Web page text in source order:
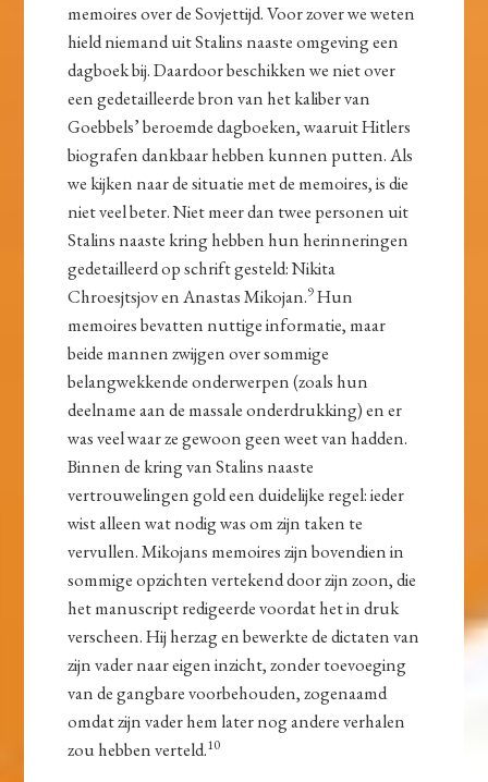
memoires over de Sovjettijd. Voor zover we weten
hield niemand uit Stalins naaste omgeving een
dagboek bij. Daardoor beschikken we niet over
een gedetailleerde bron van het kaliber van
Goebbels’ beroemde dagboeken, waaruit Hitlers
biografen dankbaar hebben kunnen putten. Als
we kijken naar de situatie met de memoires, is die
niet veel beter. Niet meer dan twee personen uit
Stalins naaste kring hebben hun herinneringen
gedetailleerd op schrift gesteld: Nikita
Chroesjtsjov en Anastas Mikojan.9Hun
memoires bevatten nuttige informatie, maar
beide mannen zwijgen over sommige
belangwekkende onderwerpen (zoals hun
deelname aan de massale onderdrukking) en er
was veel waar ze gewoon geen weet van hadden.
Binnen de kring van Stalins naaste
vertrouwelingen gold een duidelijke regel: ieder
wist alleen wat nodig was om zijn taken te
vervullen. Mikojans memoires zijn bovendien in
sommige opzichten vertekend door zijn zoon, die
het manuscript redigeerde voordat het in druk
verscheen. Hij herzag en bewerkte de dictaten van
zijn vader naar eigen inzicht, zonder toevoeging
van de gangbare voorbehouden, zogenaamd
omdat zijn vader hem later nog andere verhalen
zou hebben verteld.10